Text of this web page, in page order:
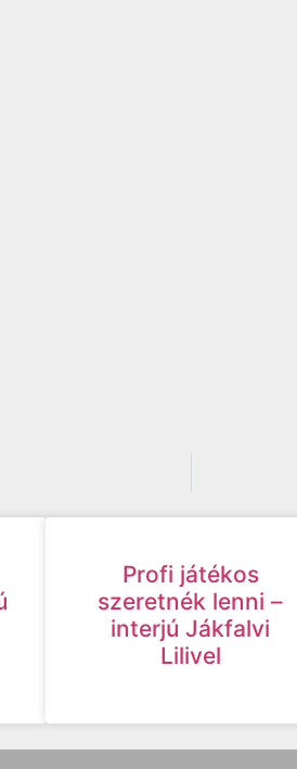
Profi játékos
szeretnék lenni –
interjú Jákfalvi
Lilivel